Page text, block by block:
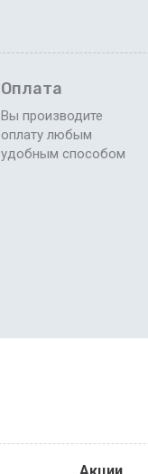
Оплата
Вы производите
оплату любым
удобным способом